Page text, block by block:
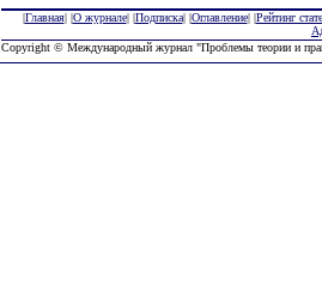
|Главная| |О журнале| |Подписка| |Оглавление| |Рейтинг
Copyright © Международный журнал "Проблемы теории и